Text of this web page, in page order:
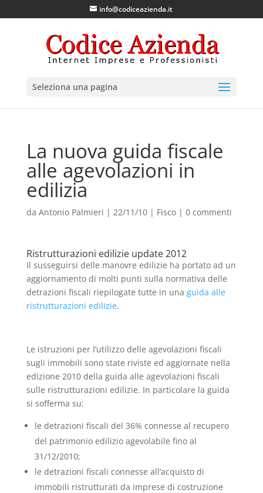
info@codiceazienda.it
Seleziona una pagina
La nuova guida fiscale
alle agevolazioni in
edilizia
da Antonio Palmieri | 22/11/10| Fisco| 0 commenti
Ristrutturazioni edilizie update 2012
Il susseguirsi delle manovre edilizie ha portato ad un
aggiornamento di molti punti sulla normativa delle
detrazioni fiscali riepilogate tutte in una guida alle
ristrutturazioni edilizie.
Le istruzioni per l’utilizzo delle agevolazioni fiscali
sugli immobili sono state riviste ed aggiornate nella
edizione 2010 della guida alle agevolazioni fiscali
sulle ristrutturazioni edilizie. In particolare la guida
si sofferma su:
le detrazioni fiscali del 36% connesse al recupero
del patrimonio edilizio agevolabile fino al
31/12/2010;
le detrazioni fiscali connesse all’acquisto di
immobili ristrutturati da imprese di costruzione